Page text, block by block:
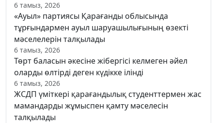
6 тамыз, 2026
«Ауыл» партиясы Қарағанды облысында
тұрғындармен ауыл шаруашылығының өзекті
мәселелерін талқылады
6 тамыз, 2026
Төрт баласын әкесіне жібергісі келмеген әйел
оларды өлтірді деген күдікке ілінді
6 тамыз, 2026
ЖСДП үміткері қарағандылық студенттермен жас
мамандарды жұмыспен қамту мәселесін
талқылады